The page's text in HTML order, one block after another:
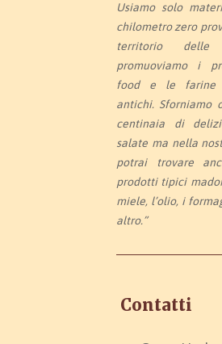
Usiamo solo
chilometro zero
territorio delle
promuoviamo i
food e le farine
antichi. Sforniamo
centinaia di
salate ma nella
potrai trovare
prodotti tipici
miele, l’olio, i
altro.”
Contatti